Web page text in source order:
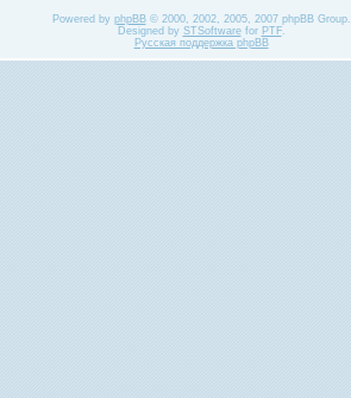
Powered by phpBB© 2000, 2002, 2005, 2007 phpBB Group.
Designed by STSoftwarefor PTF.
Русская поддержка phpBB